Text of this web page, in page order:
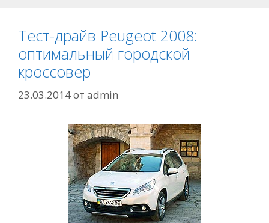
Тест-драйв Peugeot 2008:
оптимальный городской
кроссовер
23.03.2014от admin